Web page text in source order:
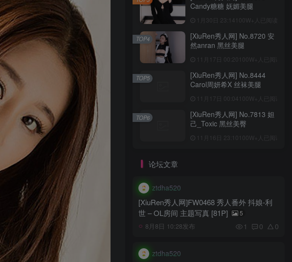
Candy糖糖 妩媚美腿
1月30日 23:14 100W+人已阅读
[XiuRen秀人网] No.8720 安
然anran 黑丝美腿
11月17日 00:20 100W+人已阅读
TOP4
[XiuRen秀人网] No.8444
Carol周妍希X 丝袜美腿
11月17日 00:04 100W+人已阅读
TOP5
[XiuRen秀人网] No.7813 妲
己_Toxic 黑丝美臀
11月16日 23:10 100W+人已阅读
TOP6
论坛文章
ztdha520
[XiuRen秀人网]FW0468 秀人番外 抖娘-利
世 – OL房间 主题写真 [81P]
5
8月8日 10:28发布 1 0 0
ztdha520